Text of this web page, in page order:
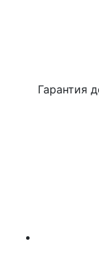
Гарантия